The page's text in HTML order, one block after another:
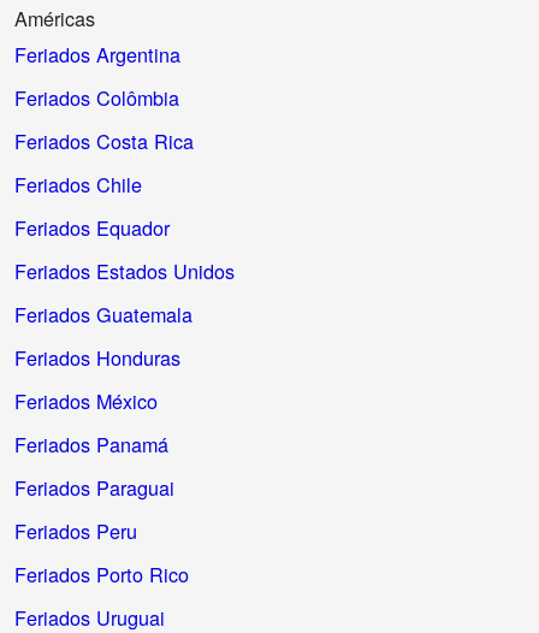
Américas
Feriados Argentina
Feriados Colômbia
Feriados Costa Rica
Feriados Chile
Feriados Equador
Feriados Estados Unidos
Feriados Guatemala
Feriados Honduras
Feriados México
Feriados Panamá
Feriados Paraguai
Feriados Peru
Feriados Porto Rico
Feriados Uruguai